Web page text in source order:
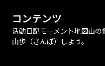
コンテンツ
活動日記モーメント地図山の
山歩（さんぽ）しよう。